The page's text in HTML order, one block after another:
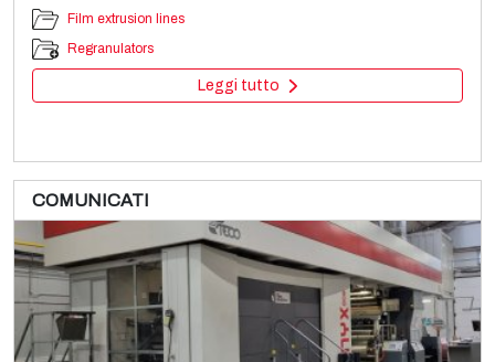
Film extrusion lines
Regranulators
Leggi tutto
COMUNICATI